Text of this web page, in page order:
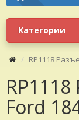
Категории
RP1118
Ford